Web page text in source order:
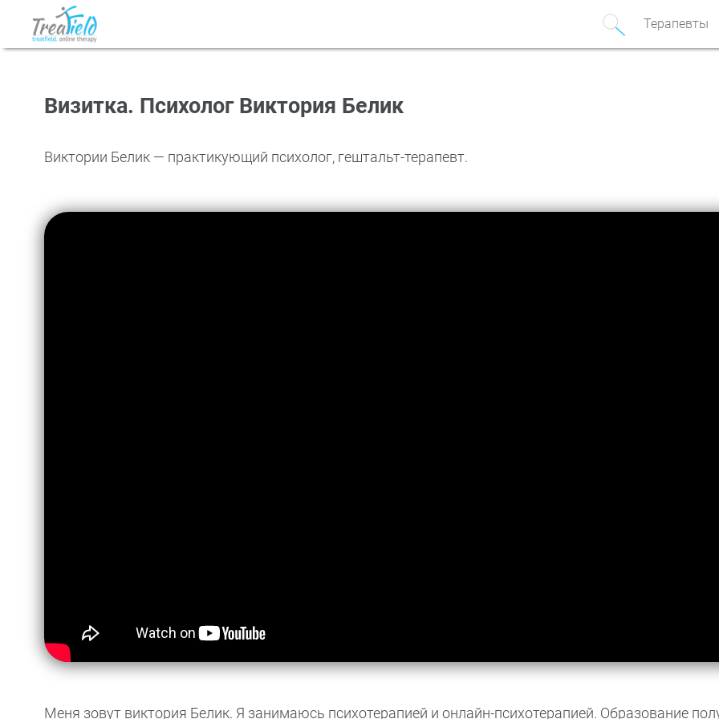
Терапевты
Визитка. Психолог Виктория Белик
Виктории Белик — практикующий психолог, гештальт-терапевт.
Меня зовут виктория Белик. Я занимаюсь психотерапией и онлайн-психотерапией. Образование